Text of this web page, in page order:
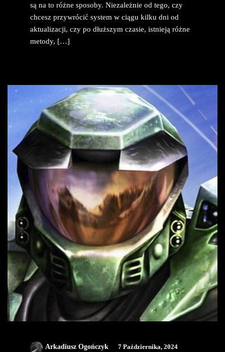
są na to różne sposoby. Niezależnie od tego, czy
chcesz przywrócić system w ciągu kilku dni od
aktualizacji, czy po dłuższym czasie, istnieją różne
metody, […]
Arkadiusz Ogończyk
7 Października, 2024